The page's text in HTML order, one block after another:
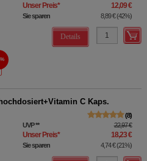
Unser Preis* 12,09 €
Sie sparen 8,89 €(42%)
Details
C Kaps.
8
UVP** 22,97 €
Unser Preis* 18,23 €
Sie sparen 4,74 €(21%)